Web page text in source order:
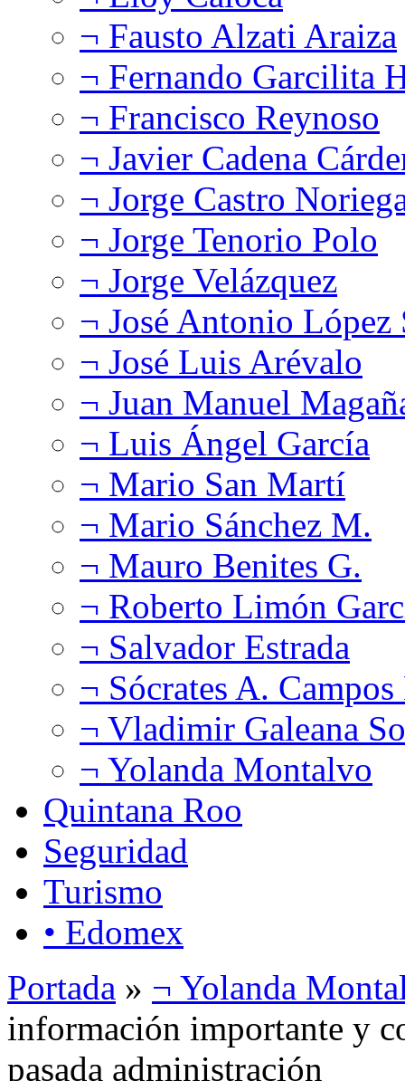
¬ Fausto Alzati Araiza
¬ Fernando Garcilita
¬ Francisco Reynoso
¬ Javier Cadena
¬ Jorge Castro
¬ Jorge Tenorio Polo
¬ Jorge Velázquez
¬ José Antonio López
¬ José Luis Arévalo
¬ Juan Manuel
¬ Luis Ángel García
¬ Mario San Martí
¬ Mario Sánchez M.
¬ Mauro Benites G.
¬ Roberto Limón
¬ Salvador Estrada
¬ Sócrates A.
¬ Vladimir Galeana
¬ Yolanda Montalvo
Quintana Roo
Seguridad
Turismo
• Edomex
Portada » ¬ Yolanda
información importante y
pasada administración